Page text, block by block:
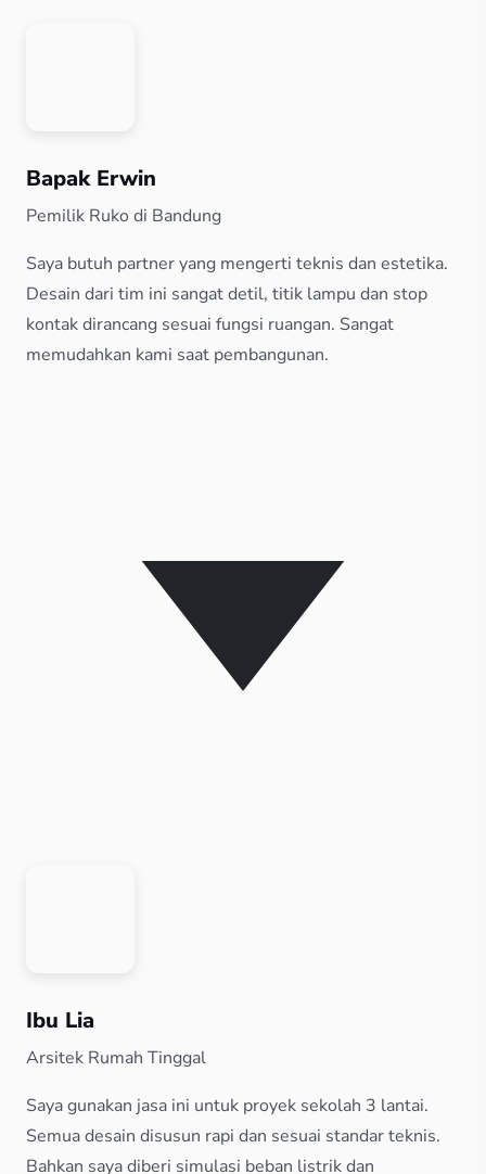
Bapak Erwin
Pemilik Ruko di Bandung
Saya butuh partner yang mengerti teknis dan estetika.
Desain dari tim ini sangat detil, titik lampu dan stop
kontak dirancang sesuai fungsi ruangan. Sangat
memudahkan kami saat pembangunan.
Ibu Lia
Arsitek Rumah Tinggal
Saya gunakan jasa ini untuk proyek sekolah 3 lantai.
Semua desain disusun rapi dan sesuai standar teknis.
Bahkan saya diberi simulasi beban listrik dan